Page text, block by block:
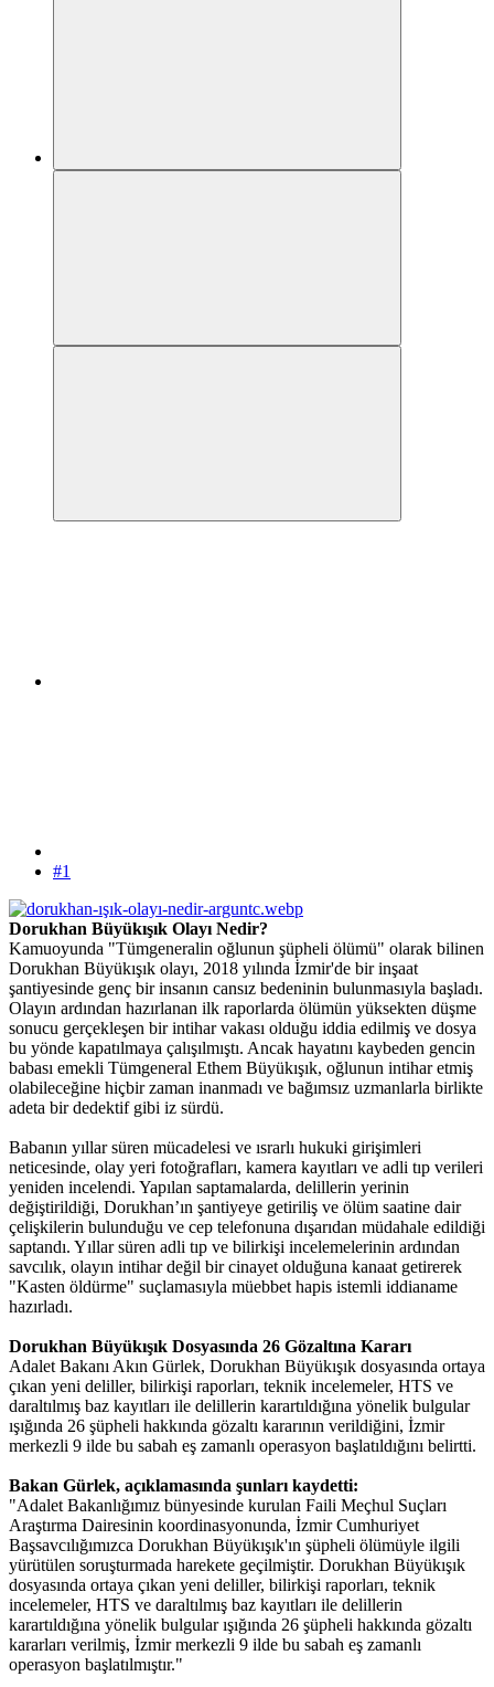
#1
Dorukhan Büyükışık Olayı Nedir?
Kamuoyunda "Tümgeneralin oğlunun şüpheli ölümü" olarak bilinen
Dorukhan Büyükışık olayı, 2018 yılında İzmir'de bir inşaat
şantiyesinde genç bir insanın cansız bedeninin bulunmasıyla başladı.
Olayın ardından hazırlanan ilk raporlarda ölümün yüksekten düşme
sonucu gerçekleşen bir intihar vakası olduğu iddia edilmiş ve dosya
bu yönde kapatılmaya çalışılmıştı. Ancak hayatını kaybeden gencin
babası emekli Tümgeneral Ethem Büyükışık, oğlunun intihar etmiş
olabileceğine hiçbir zaman inanmadı ve bağımsız uzmanlarla birlikte
adeta bir dedektif gibi iz sürdü.
Babanın yıllar süren mücadelesi ve ısrarlı hukuki girişimleri
neticesinde, olay yeri fotoğrafları, kamera kayıtları ve adli tıp verileri
yeniden incelendi. Yapılan saptamalarda, delillerin yerinin
değiştirildiği, Dorukhan’ın şantiyeye getiriliş ve ölüm saatine dair
çelişkilerin bulunduğu ve cep telefonuna dışarıdan müdahale edildiği
saptandı. Yıllar süren adli tıp ve bilirkişi incelemelerinin ardından
savcılık, olayın intihar değil bir cinayet olduğuna kanaat getirerek
"Kasten öldürme" suçlamasıyla müebbet hapis istemli iddianame
hazırladı.
Dorukhan Büyükışık Dosyasında 26 Gözaltına Kararı
Adalet Bakanı Akın Gürlek, Dorukhan Büyükışık dosyasında ortaya
çıkan yeni deliller, bilirkişi raporları, teknik incelemeler, HTS ve
daraltılmış baz kayıtları ile delillerin karartıldığına yönelik bulgular
ışığında 26 şüpheli hakkında gözaltı kararının verildiğini, İzmir
merkezli 9 ilde bu sabah eş zamanlı operasyon başlatıldığını belirtti.
Bakan Gürlek, açıklamasında şunları kaydetti:
"Adalet Bakanlığımız bünyesinde kurulan Faili Meçhul Suçları
Araştırma Dairesinin koordinasyonunda, İzmir Cumhuriyet
Başsavcılığımızca Dorukhan Büyükışık'ın şüpheli ölümüyle ilgili
yürütülen soruşturmada harekete geçilmiştir. Dorukhan Büyükışık
dosyasında ortaya çıkan yeni deliller, bilirkişi raporları, teknik
incelemeler, HTS ve daraltılmış baz kayıtları ile delillerin
karartıldığına yönelik bulgular ışığında 26 şüpheli hakkında gözaltı
kararları verilmiş, İzmir merkezli 9 ilde bu sabah eş zamanlı
operasyon başlatılmıştır."